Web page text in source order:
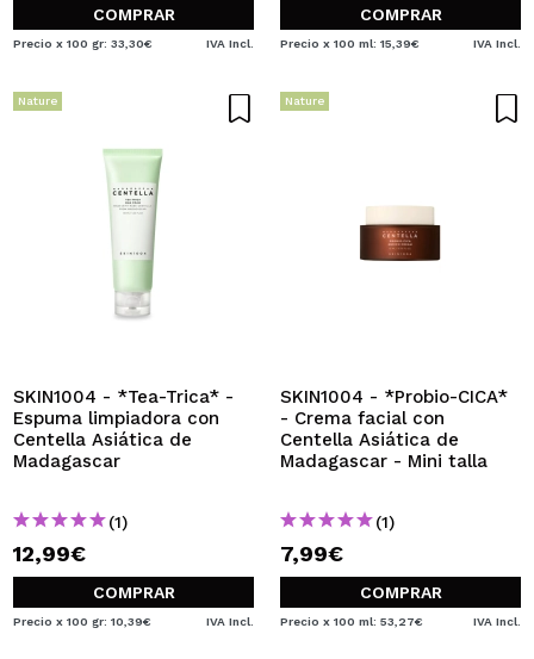
COMPRAR
Precio x 100 gr: 33,30€ IVA Incl.
COMPRAR
Precio x 100 ml: 15,39€ IVA Incl.
Nature
SKIN1004 - *Tea-Trica* -
Espuma limpiadora con
Centella Asiática de
Madagascar
(1)
12,99€
COMPRAR
Precio x 100 gr: 10,39€ IVA Incl.
Nature
SKIN1004 - *Probio-CICA*
- Crema facial con
Centella Asiática de
Madagascar - Mini talla
(1)
7,99€
COMPRAR
Precio x 100 ml: 53,27€ IVA Incl.